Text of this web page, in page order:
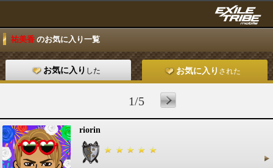
祐美香 のお気に入り一覧
お気に入り した お気に入り された
1/5
riorin